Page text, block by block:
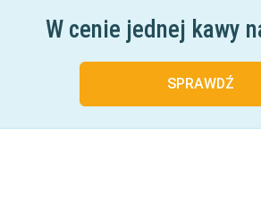
W cenie jednej kawy
SPRAWDŹ